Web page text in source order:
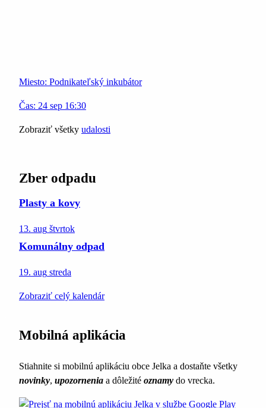
Miesto: Podnikateľský inkubátor
Čas: 24 sep 16:30
Zobraziť všetky udalosti
Zber odpadu
Plasty a kovy
13. aug štvrtok
Komunálny odpad
19. aug streda
Zobraziť celý kalendár
Mobilná aplikácia
Stiahnite si mobilnú aplikáciu obce Jelka a dostaňte všetky
novinky, upozornenia a dôležité oznamy do vrecka.